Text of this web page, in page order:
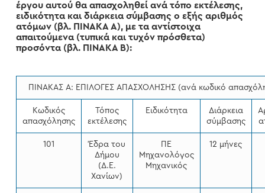
έργου αυτού θα απασχοληθεί ανά τόπο εκτέλεσης,
ειδικότητα και διάρκεια σύμβασης ο εξής αριθμός
ατόμων (βλ. ΠΙΝΑΚΑ Α), με τα αντίστοιχα
απαιτούμενα (τυπικά και τυχόν πρόσθετα)
προσόντα (βλ. ΠΙΝΑΚΑ Β):
ΠΙΝΑΚΑΣ Α: ΕΠΙΛΟΓΕΣ ΑΠΑΣΧΟΛΗΣΗΣ (ανά κωδικό
Κωδικός
απασχόλησης
Τόπος
εκτέλεσης
Ειδικότητα
Διάρκεια
σύμβασης
101
Έδρα του
Δήμου
(Δ.Ε.
Χανίων)
ΠΕ
Mηχανολόγος
Μηχανικός
12 μήνες